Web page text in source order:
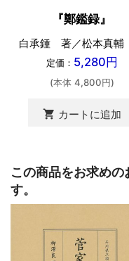
『鄭鑑録』
白承鍾 著／松本真
定価： 5,280円
(本体 4,800円)
shopping_cart カートに追加
この商品をお求め
す。